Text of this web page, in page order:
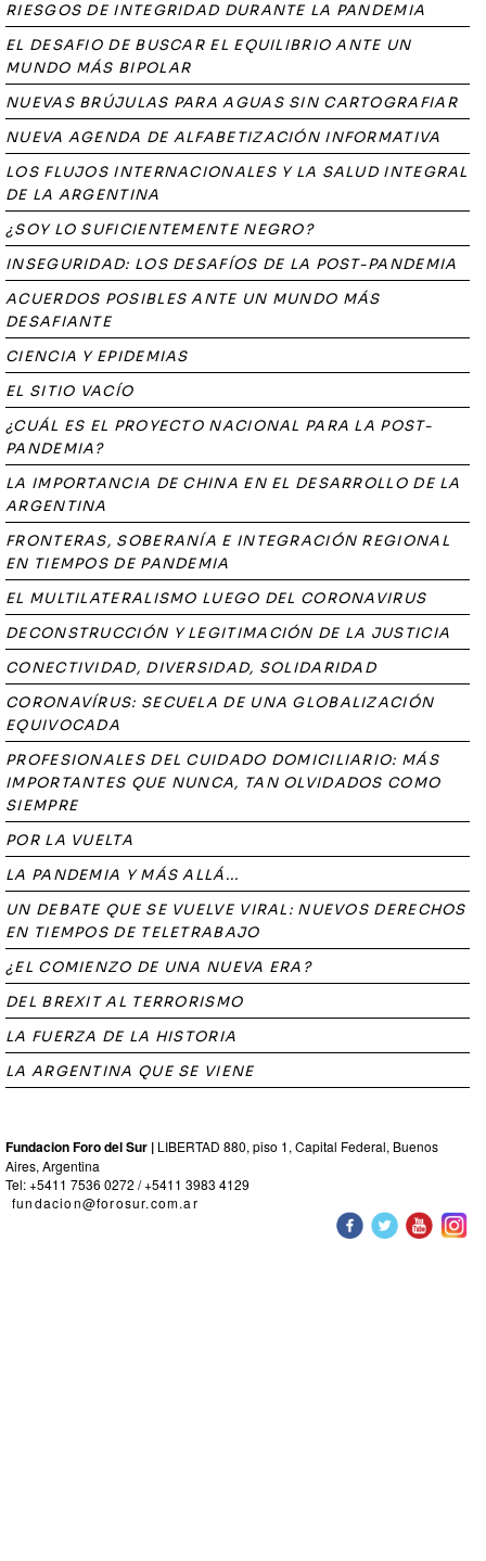
RIESGOS DE INTEGRIDAD DURANTE LA PANDEMIA
EL DESAFIO DE BUSCAR EL EQUILIBRIO ANTE UN
MUNDO MÁS BIPOLAR
NUEVAS BRÚJULAS PARA AGUAS SIN CARTOGRAFIAR
NUEVA AGENDA DE ALFABETIZACIÓN INFORMATIVA
LOS FLUJOS INTERNACIONALES Y LA SALUD INTEGRAL
DE LA ARGENTINA
¿SOY LO SUFICIENTEMENTE NEGRO?
INSEGURIDAD: LOS DESAFÍOS DE LA POST-PANDEMIA
ACUERDOS POSIBLES ANTE UN MUNDO MÁS
DESAFIANTE
CIENCIA Y EPIDEMIAS
EL SITIO VACÍO
¿CUÁL ES EL PROYECTO NACIONAL PARA LA POST-
PANDEMIA?
LA IMPORTANCIA DE CHINA EN EL DESARROLLO DE LA
ARGENTINA
FRONTERAS, SOBERANÍA E INTEGRACIÓN REGIONAL
EN TIEMPOS DE PANDEMIA
EL MULTILATERALISMO LUEGO DEL CORONAVIRUS
DECONSTRUCCIÓN Y LEGITIMACIÓN DE LA JUSTICIA
CONECTIVIDAD, DIVERSIDAD, SOLIDARIDAD
CORONAVÍRUS: SECUELA DE UNA GLOBALIZACIÓN
EQUIVOCADA
PROFESIONALES DEL CUIDADO DOMICILIARIO: MÁS
IMPORTANTES QUE NUNCA, TAN OLVIDADOS COMO
SIEMPRE
POR LA VUELTA
LA PANDEMIA Y MÁS ALLÁ...
UN DEBATE QUE SE VUELVE VIRAL: NUEVOS DERECHOS
EN TIEMPOS DE TELETRABAJO
¿EL COMIENZO DE UNA NUEVA ERA?
DEL BREXIT AL TERRORISMO
LA FUERZA DE LA HISTORIA
LA ARGENTINA QUE SE VIENE
Fundacion Foro del Sur | LIBERTAD 880, piso 1, Capital Federal, Buenos
Aires, Argentina
Tel: +5411 7536 0272 / +5411 3983 4129
fundacion@forosur.com.ar